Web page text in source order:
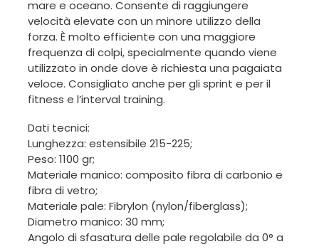
mare e oceano. Consente di raggiungere
velocità elevate con un minore utilizzo della
forza. È molto efficiente con una maggiore
frequenza di colpi, specialmente quando viene
utilizzato in onde dove è richiesta una pagaiata
veloce. Consigliato anche per gli sprint e per il
fitness e l’interval training.
Dati tecnici:
Lunghezza: estensibile 215-225;
Peso: 1100 gr;
Materiale manico: composito fibra di carbonio e
fibra di vetro;
Materiale pale: Fibrylon (nylon/fiberglass);
Diametro manico: 30 mm;
Angolo di sfasatura delle pale regolabile da 0° a